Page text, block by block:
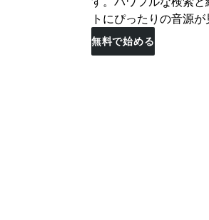
トにぴったりの音源
無料で始める